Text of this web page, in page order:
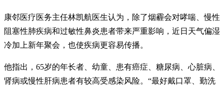
康邻医疗医务主任林凯航医生认为，除了烟霾会对哮喘、慢性
阻塞性肺疾病和过敏性鼻炎患者带来严重影响，近日天气偏湿
冷加上新年聚会，也使疾病更容易传播。
他指出，65岁的年长者、幼童、患有癌症、糖尿病、心脏病、
肾病或慢性肝病患者有较高受感染风险。“最好戴口罩、勤洗